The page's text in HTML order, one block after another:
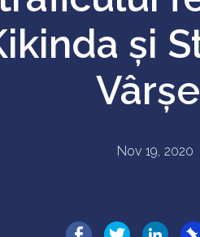
și
Nov 19, 2020